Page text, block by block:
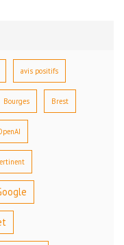
avis positifs
Bourges Brest